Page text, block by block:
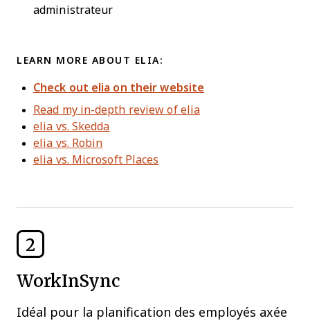
administrateur
LEARN MORE ABOUT ELIA:
Check out elia on their website
Read my in-depth review of elia
elia vs. Skedda
elia vs. Robin
elia vs. Microsoft Places
2
WorkInSync
Idéal pour la planification des employés axée